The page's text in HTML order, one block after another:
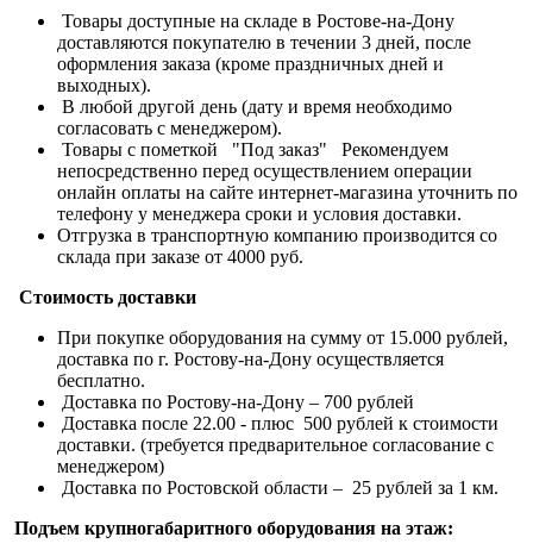
Товары доступные на складе в Ростове-на-Дону
доставляются покупателю в течении 3 дней, после
оформления заказа (кроме праздничных дней и
выходных).
В любой другой день (дату и время необходимо
согласовать с менеджером).
Товары с пометкой "Под заказ" Рекомендуем
непосредственно перед осуществлением операции
онлайн оплаты на сайте интернет-магазина уточнить по
телефону у менеджера сроки и условия доставки.
Отгрузка в транспортную компанию производится со
склада при заказе от 4000 руб.
Стоимость доставки
При покупке оборудования на сумму от 15.000 рублей,
доставка по г. Ростову-на-Дону осуществляется
бесплатно.
Доставка по Ростову-на-Дону – 700 рублей
Доставка после 22.00 - плюс 500 рублей к стоимости
доставки. (требуется предварительное согласование с
менеджером)
Доставка по Ростовской области – 25 рублей за 1 км.
Подъем крупногабаритного оборудования на этаж: